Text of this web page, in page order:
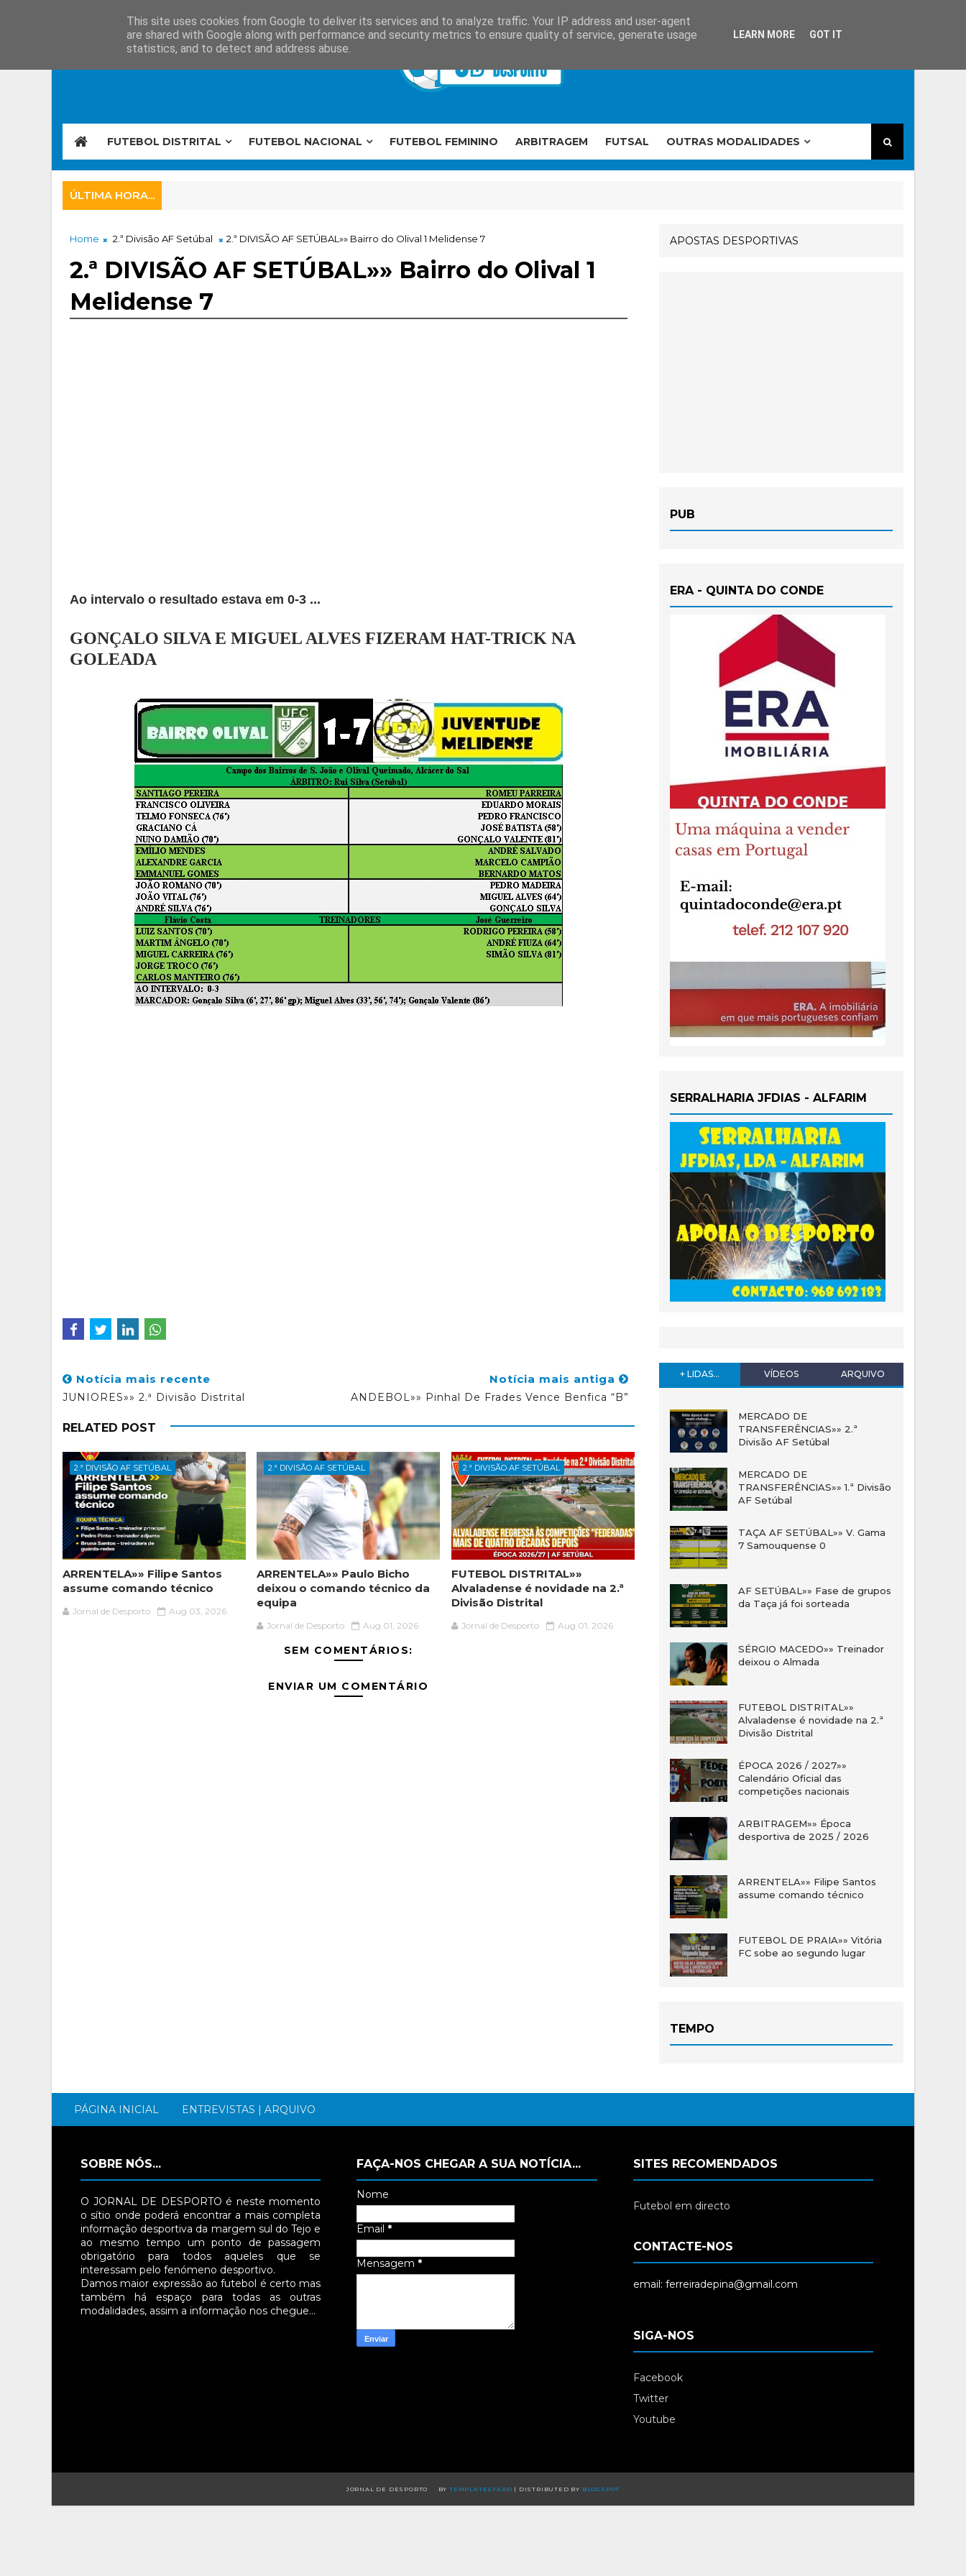
FUTEBOL DISTRITAL FUTEBOL NACIONAL FUTEBOL FEMININO ARBITRAGEM FUTSAL OUTRAS MODALIDADES
ÚLTIMA HORA...
Home 2.ª Divisão AF Setúbal 2.ª DIVISÃO AF SETÚBAL»» Bairro do Olival 1 Melidense 7
2.ª DIVISÃO AF SETÚBAL»» Bairro do Olival 1
Melidense 7
Ao intervalo o resultado estava em 0-3 ...
GONÇALO SILVA E MIGUEL ALVES FIZERAM HAT-TRICK NA
GOLEADA
Notícia mais recente
JUNIORES»» 2.ª Divisão Distrital
Notícia mais antiga
ANDEBOL»» Pinhal De Frades Vence Benfica “B”
RELATED POST
2.ª DIVISÃO AF SETÚBAL
ARRENTELA»» Filipe Santos
assume comando técnico
Jornal de Desporto Aug 03, 2026
2.ª DIVISÃO AF SETÚBAL
ARRENTELA»» Paulo Bicho
deixou o comando técnico da
equipa
Jornal de Desporto Aug 01, 2026
2.ª DIVISÃO AF SETÚBAL
FUTEBOL DISTRITAL»»
Alvaladense é novidade na 2.ª
Divisão Distrital
Jornal de Desporto Aug 01, 2026
SEM COMENTÁRIOS:
ENVIAR UM COMENTÁRIO
APOSTAS DESPORTIVAS
PUB
ERA - QUINTA DO CONDE
SERRALHARIA JFDIAS - ALFARIM
+ LIDAS... VÍDEOS ARQUIVO
MERCADO DE
TRANSFERÊNCIAS»» 2.ª
Divisão AF Setúbal
MERCADO DE
TRANSFERÊNCIAS»» 1.ª Divisão
AF Setúbal
TAÇA AF SETÚBAL»» V. Gama
7 Samouquense 0
AF SETÚBAL»» Fase de grupos
da Taça já foi sorteada
SÉRGIO MACEDO»» Treinador
deixou o Almada
FUTEBOL DISTRITAL»»
Alvaladense é novidade na 2.ª
Divisão Distrital
ÉPOCA 2026 / 2027»»
Calendário Oficial das
competições nacionais
ARBITRAGEM»» Época
desportiva de 2025 / 2026
ARRENTELA»» Filipe Santos
assume comando técnico
FUTEBOL DE PRAIA»» Vitória
FC sobe ao segundo lugar
TEMPO
PÁGINA INICIAL ENTREVISTAS | ARQUIVO
SOBRE NÓS...
O JORNAL DE DESPORTO é neste momento
o sítio onde poderá encontrar a mais completa
informação desportiva da margem sul do Tejo e
ao mesmo tempo um ponto de passagem
obrigatório para todos aqueles que se
interessam pelo fenómeno desportivo.
Damos maior expressão ao futebol é certo mas
também há espaço para todas as outras
modalidades, assim a informação nos chegue…
FAÇA-NOS CHEGAR A SUA NOTÍCIA...
Nome
Email *
Mensagem *
SITES RECOMENDADOS
Futebol em directo
CONTACTE-NOS
email: ferreiradepina@gmail.com
SIGA-NOS
Facebook
Twitter
Youtube
JORNAL DE DESPORTO BY TEMPLATESYARD | DISTRIBUTED BY BLOGSPOT
This site uses cookies from Google to deliver its services and to analyze traffic. Your IP address and user-agent
are shared with Google along with performance and security metrics to ensure quality of service, generate usage
statistics, and to detect and address abuse.
LEARN MORE GOT IT